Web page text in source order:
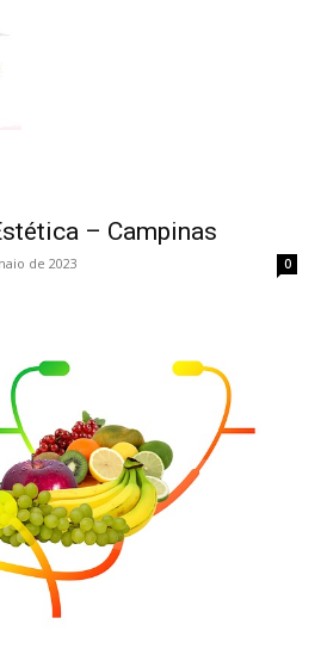
– Campinas
de 2023 0